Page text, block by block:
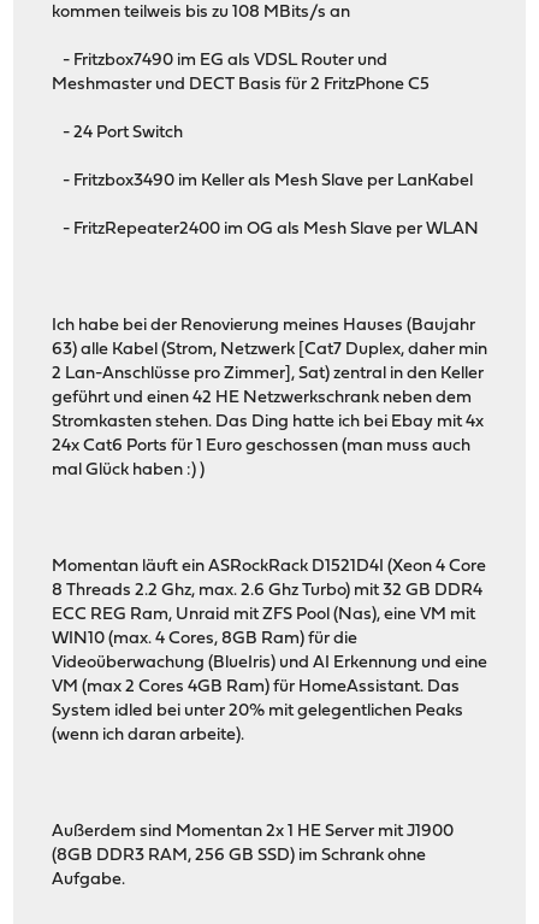
kommen teilweis bis zu 108 MBits/s an
- Fritzbox7490 im EG als VDSL Router und
Meshmaster und DECT Basis für 2 FritzPhone C5
- 24 Port Switch
- Fritzbox3490 im Keller als Mesh Slave per LanKabel
- FritzRepeater2400 im OG als Mesh Slave per WLAN
Ich habe bei der Renovierung meines Hauses (Baujahr
63) alle Kabel (Strom, Netzwerk [Cat7 Duplex, daher min
2 Lan-Anschlüsse pro Zimmer], Sat) zentral in den Keller
geführt und einen 42 HE Netzwerkschrank neben dem
Stromkasten stehen. Das Ding hatte ich bei Ebay mit 4x
24x Cat6 Ports für 1 Euro geschossen (man muss auch
mal Glück haben :) )
Momentan läuft ein ASRockRack D1521D4I (Xeon 4 Core
8 Threads 2.2 Ghz, max. 2.6 Ghz Turbo) mit 32 GB DDR4
ECC REG Ram, Unraid mit ZFS Pool (Nas), eine VM mit
WIN10 (max. 4 Cores, 8GB Ram) für die
Videoüberwachung (BlueIris) und AI Erkennung und eine
VM (max 2 Cores 4GB Ram) für HomeAssistant. Das
System idled bei unter 20% mit gelegentlichen Peaks
(wenn ich daran arbeite).
Außerdem sind Momentan 2x 1 HE Server mit J1900
(8GB DDR3 RAM, 256 GB SSD) im Schrank ohne
Aufgabe.